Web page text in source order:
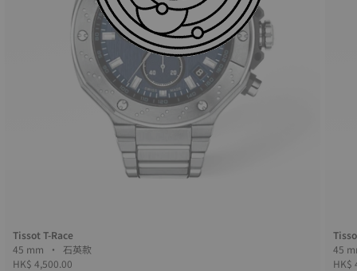
Tissot T-Race
45 mm • 石英款
HK$ 4,500.00
HK$